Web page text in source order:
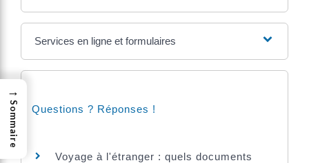
Services en ligne et formulaires
Questions ? Réponses !
Voyage à l'étranger : quels documents
→
Sommaire